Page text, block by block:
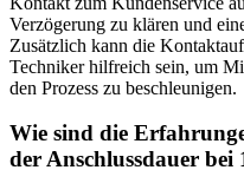
Verzögerung zu klären und
Zusätzlich kann die
Techniker hilfreich sein, um
den Prozess zu beschleunigen.
Wie sind die
der Anschlussdauer bei